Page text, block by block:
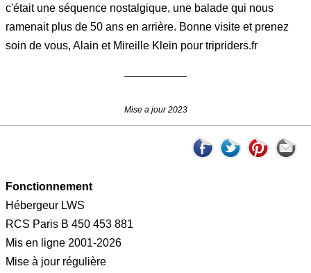
c'était une séquence nostalgique, une balade qui nous
ramenait plus de 50 ans en arrière. Bonne visite et prenez
soin de vous, Alain et Mireille Klein pour tripriders.fr
Mise a jour 2023
Fonctionnement
Hébergeur LWS
RCS Paris B 450 453 881
Mis en ligne 2001-2026
Mise à jour régulière